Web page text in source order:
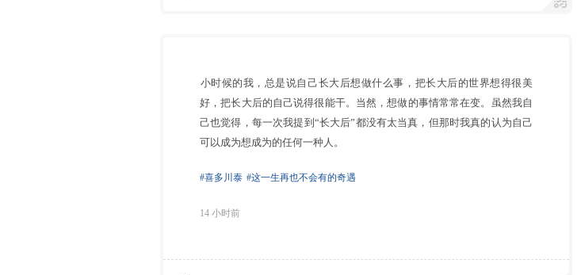
⁠小时候的我，总是说自己长大后想做什么事，把长大后的世界想得很美
好，把长大后的自己说得很能干。当然，想做的事情常常在变。虽然我自
己也觉得，每一次我提到“长大后”都没有太当真，但那时我真的认为自己
可以成为想成为的任何一种人。
#喜多川泰 #这一生再也不会有的奇遇
14 小时前